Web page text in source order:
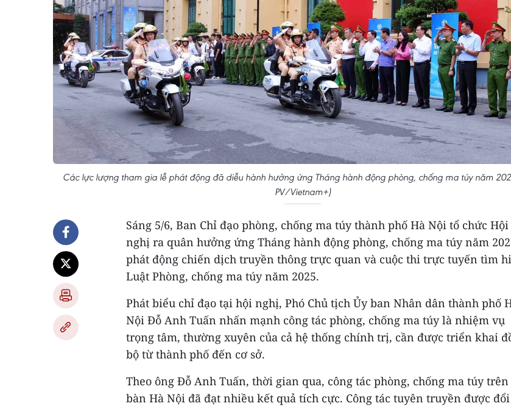
Các lực lượng tham gia lễ phát động đã diễu hành hưởng ứng Tháng hành động phòng, chống ma túy năm
PV/Vietnam+)
Sáng 5/6, Ban Chỉ đạo phòng, chống ma túy thành phố Hà Nội tổ chức Hội
nghị ra quân hưởng ứng Tháng hành động phòng, chống ma túy năm
phát động chiến dịch truyền thông trực quan và cuộc thi trực tuyến tìm
Luật Phòng, chống ma túy năm 2025.
Phát biểu chỉ đạo tại hội nghị, Phó Chủ tịch Ủy ban Nhân dân thành phố
Nội Đỗ Anh Tuấn nhấn mạnh công tác phòng, chống ma túy là nhiệm vụ
trọng tâm, thường xuyên của cả hệ thống chính trị, cần được triển khai
bộ từ thành phố đến cơ sở.
Theo ông Đỗ Anh Tuấn, thời gian qua, công tác phòng, chống ma túy
bàn Hà Nội đã đạt nhiều kết quả tích cực. Công tác tuyên truyền được đổi